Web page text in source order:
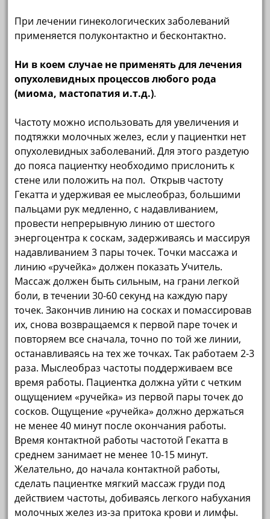
При лечении гинекологических заболеваний
применяется полуконтактно и бесконтактно.
Ни в коем случае не применять для лечения
опухолевидных процессов любого рода
(миома, мастопатия и.т.д.).
Частоту можно использовать для увеличения и
подтяжки молочных желез, если у пациентки нет
опухолевидных заболеваний. Для этого раздетую
до пояса пациентку необходимо прислонить к
стене или положить на пол. Открыв частоту
Гекатта и удерживая ее мыслеобраз, большими
пальцами рук медленно, с надавливанием,
провести непрерывную линию от шестого
энергоцентра к соскам, задерживаясь и массируя
надавливанием 3 пары точек. Точки массажа и
линию «ручейка» должен показать Учитель.
Массаж должен быть сильным, на грани легкой
боли, в течении 30-60 секунд на каждую пару
точек. Закончив линию на сосках и помассировав
их, снова возвращаемся к первой паре точек и
повторяем все сначала, точно по той же линии,
останавливаясь на тех же точках. Так работаем 2-3
раза. Мыслеобраз частоты поддерживаем все
время работы. Пациентка должна уйти с четким
ощущением «ручейка» из первой пары точек до
сосков. Ощущение «ручейка» должно держаться
не менее 40 минут после окончания работы.
Время контактной работы частотой Гекатта в
среднем занимает не менее 10-15 минут.
Желательно, до начала контактной работы,
сделать пациентке мягкий массаж груди под
действием частоты, добиваясь легкого набухания
молочных желез из-за притока крови и лимфы.